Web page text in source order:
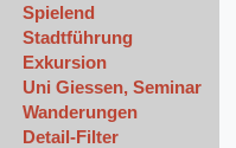
Spielend
Stadtführung
Exkursion
Uni Giessen, Seminar
Wanderungen
Detail-Filter